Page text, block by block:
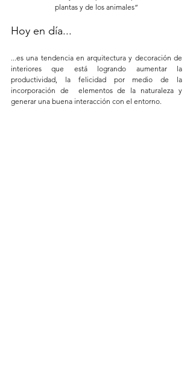
plantas y de los animales”
Hoy en día...
...es una tendencia en arquitectura y decoración de
interiores que está logrando aumentar la
productividad, la felicidad por medio de la
incorporación de  elementos de la naturaleza y
generar una buena interacción con el entorno.